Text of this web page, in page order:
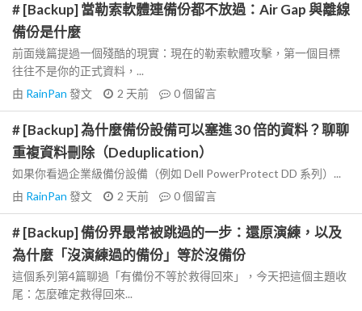
# [Backup] 當勒索軟體連備份都不放過：Air Gap 與離線
備份是什麼
前面幾篇提過一個殘酷的現實：現在的勒索軟體攻擊，第一個目標
往往不是你的正式資料，...
由 RainPan 發文 2 天前 0個留言
# [Backup] 為什麼備份設備可以塞進 30 倍的資料？聊聊
重複資料刪除（Deduplication）
如果你看過企業級備份設備（例如 Dell PowerProtect DD 系列）...
由 RainPan 發文 2 天前 0個留言
# [Backup] 備份界最常被跳過的一步：還原演練，以及
為什麼「沒演練過的備份」等於沒備份
這個系列第4篇聊過「有備份不等於救得回來」，今天把這個主題收
尾：怎麼確定救得回來...